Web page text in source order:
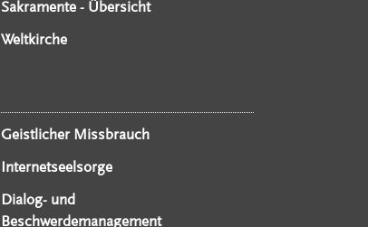
Sakramente - Übersicht
Weltkirche
Geistlicher Missbrauch
Internetseelsorge
Dialog- und
Beschwerdemanagement